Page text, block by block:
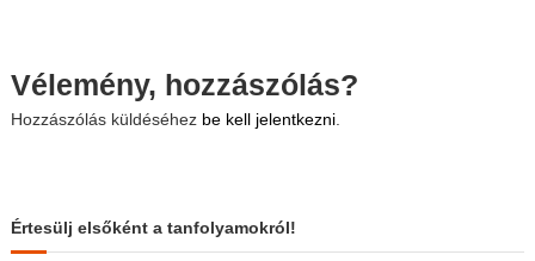
Vélemény, hozzászólás?
Hozzászólás küldéséhez be kell jelentkezni.
Értesülj elsőként a tanfolyamokról!